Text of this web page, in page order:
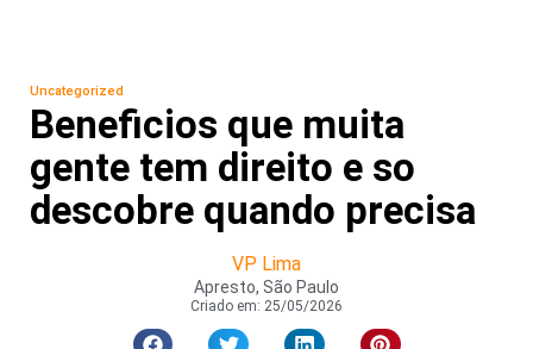
Uncategorized
Beneficios que muita
gente tem direito e so
descobre quando precisa
VP Lima
Apresto, São Paulo
Criado em: 25/05/2026